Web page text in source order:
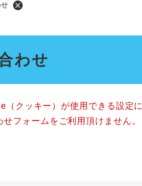
わせ
（クッキー）が使用できる設定
フォームをご利用頂けません。